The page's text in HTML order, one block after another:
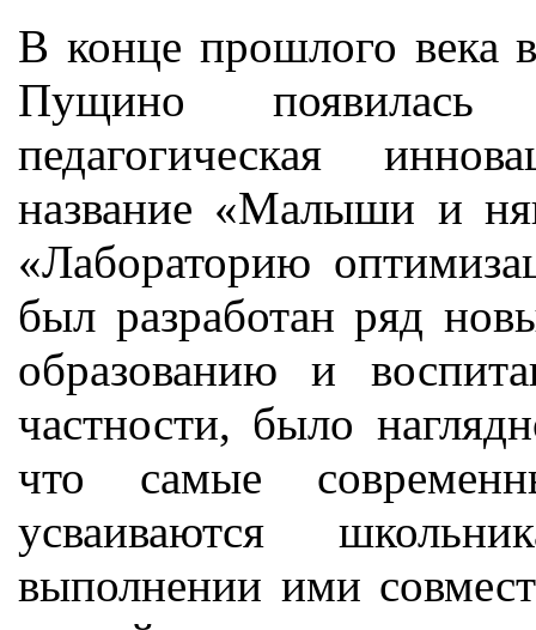
В конце прошлого века
Пущино появилась
педагогическая
название «Малыши и
«Лабораторию
был разработан ряд
образованию и
частности, было
что самые
усваиваются
выполнении ими